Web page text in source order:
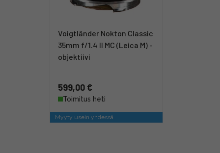
Voigtländer Nokton Classic
35mm f/1.4 II MC (Leica M) -
objektiivi
599,00 €
Toimitus heti
Myyty usein yhdessä